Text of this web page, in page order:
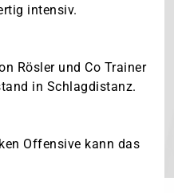
intensiv.
Rösler und Co Trainer
in Schlagdistanz.
Offensive kann das